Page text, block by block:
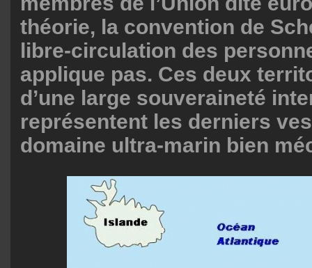
théorie, la convention de
libre-circulation des
applique pas. Ces deux
d’une large souveraineté
représentent les derniers
domaine ultra-marin bien